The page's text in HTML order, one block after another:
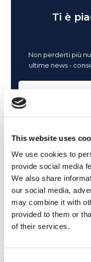
This website uses
We use cookies to
provide social media
We also share
our social media,
may combine it with
provided to them or
of their services.
Ti è
Non perderti più
ultime news -